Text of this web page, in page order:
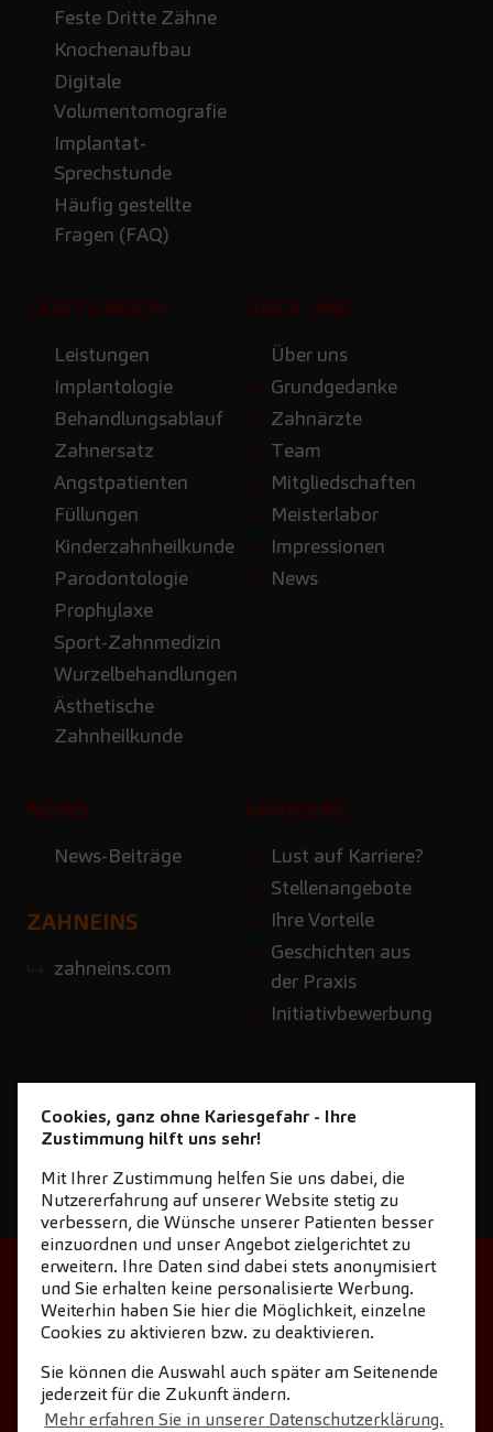
Feste Dritte Zähne
Knochenaufbau
Digitale
Volumentomografie
Implantat-
Sprechstunde
Häufig gestellte
Fragen (FAQ)
LEISTUNGEN
Leistungen
Implantologie
Behandlungsablauf
Zahnersatz
Angstpatienten
Füllungen
Kinderzahnheilkunde
Parodontologie
Prophylaxe
Sport-Zahnmedizin
Wurzelbehandlungen
Ästhetische
Zahnheilkunde
ÜBER UNS
Über uns
Grundgedanke
Zahnärzte
Team
Mitgliedschaften
Meisterlabor
Impressionen
News
NEWS
News-Beiträge
KARRIERE
Lust auf Karriere?
Stellenangebote
Ihre Vorteile
Geschichten aus
der Praxis
Initiativbewerbung
ZAHNEINS
zahneins.com
STARTSEITE
KONTAKT
NEWSLETTER DOWNLOAD
COOKIE-EINSTELLUNGEN
IMPRESSUM
DATENSCHUTZ
Cookies, ganz ohne Kariesgefahr - Ihre
Zustimmung hilft uns sehr!
Mit Ihrer Zustimmung helfen Sie uns dabei, die
Nutzererfahrung auf unserer Website stetig zu
verbessern, die Wünsche unserer Patienten besser
einzuordnen und unser Angebot zielgerichtet zu
erweitern. Ihre Daten sind dabei stets anonymisiert
und Sie erhalten keine personalisierte Werbung.
Weiterhin haben Sie hier die Möglichkeit, einzelne
Cookies zu aktivieren bzw. zu deaktivieren.
Sie können die Auswahl auch später am Seitenende
jederzeit für die Zukunft ändern.
Mehr erfahren Sie in unserer Datenschutzerklärung.